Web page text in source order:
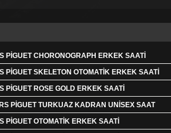
PİGUET CHORONOGRAPH ERKEK SAATİ
PİGUET SKELETON OTOMATİK ERKEK SAATİ
PİGUET ROSE GOLD ERKEK SAATİ
PİGUET TURKUAZ KADRAN UNİSEX SAAT
PİGUET OTOMATİK ERKEK SAATİ